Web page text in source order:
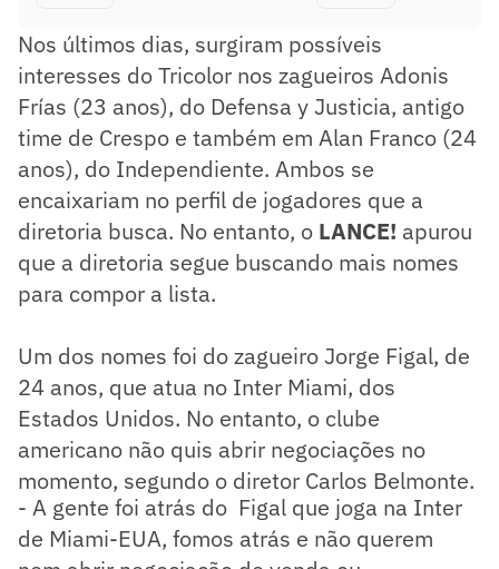
Nos últimos dias, surgiram possíveis
interesses do Tricolor nos zagueiros Adonis
Frías (23 anos), do Defensa y Justicia, antigo
time de Crespo e também em Alan Franco (24
anos), do Independiente. Ambos se
encaixariam no perfil de jogadores que a
diretoria busca. No entanto, o LANCE! apurou
que a diretoria segue buscando mais nomes
para compor a lista.
Um dos nomes foi do zagueiro Jorge Figal, de
24 anos, que atua no Inter Miami, dos
Estados Unidos. No entanto, o clube
americano não quis abrir negociações no
momento, segundo o diretor Carlos Belmonte.
- A gente foi atrás do Figal que joga na Inter
de Miami-EUA, fomos atrás e não querem